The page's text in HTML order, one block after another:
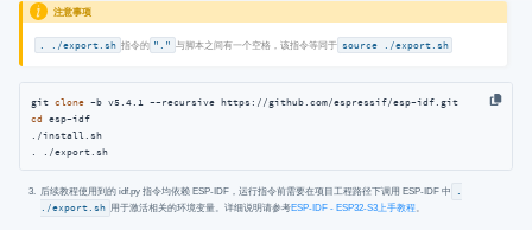
注意事项
. ./export.sh 指令的 "." 与脚本之间有一个空格，该指令等同于 source ./export.sh
git clone
cd esp-idf
./install.sh
. ./export.sh
后续教程使用到的 idf.py 指令均依赖 ESP-IDF，运行指令前需要在项目工程路径下调用 ESP-IDF 中 .
./export.sh 用于激活相关的环境变量。详细说明请参考ESP-IDF - ESP32-S3上手教程。